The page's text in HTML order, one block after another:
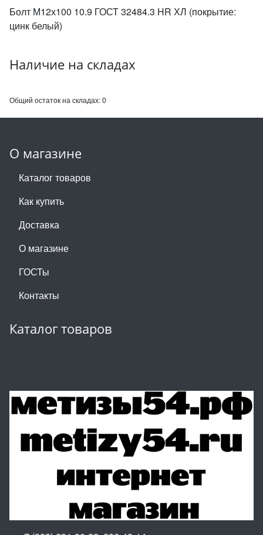
Болт М12х100 10.9 ГОСТ 32484.3 HR ХЛ (покрытие:
цинк белый)
Наличие на складах
Общий остаток на складах:0
О магазине
Каталог товаров
Как купить
Доставка
О магазине
ГОСТы
Контакты
Каталог товаров